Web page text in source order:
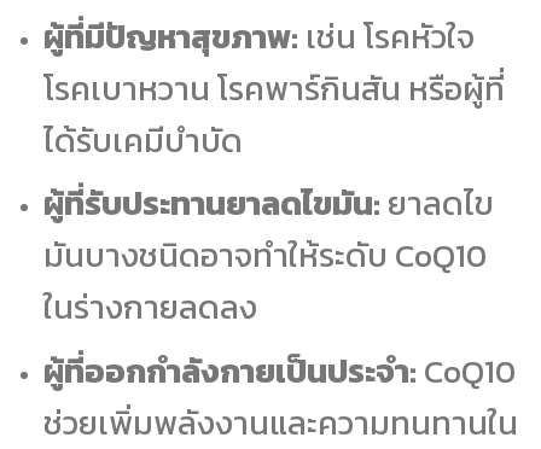
ผู้ที่มีปัญหาสุขภาพ: เช่น โรคหัวใจ
โรคเบาหวาน โรคพาร์กินสัน หรือผู้ที่
ได้รับเคมีบำบัด
ผู้ที่รับประทานยาลดไขมัน:ยาลดไข
มันบางชนิดอาจทำให้ระดับ CoQ10
ในร่างกายลดลง
ผู้ที่ออกกำลังกายเป็นประจำ:CoQ10
ช่วยเพิ่มพลังงานและความทนทานใน